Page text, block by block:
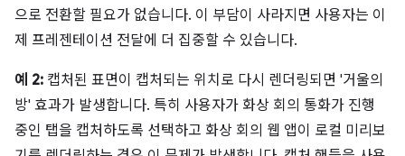
으로 전환할 필요가 없습니다. 이 부담이 사라지면 사용자는 이
제 프레젠테이션 전달에 더 집중할 수 있습니다.
예 2: 캡처된 표면이 캡처되는 위치로 다시 렌더링되면 '거울의
방' 효과가 발생합니다. 특히 사용자가 화상 회의 통화가 진행
중인 탭을 캡처하도록 선택하고 화상 회의 웹 앱이 로컬 미리보